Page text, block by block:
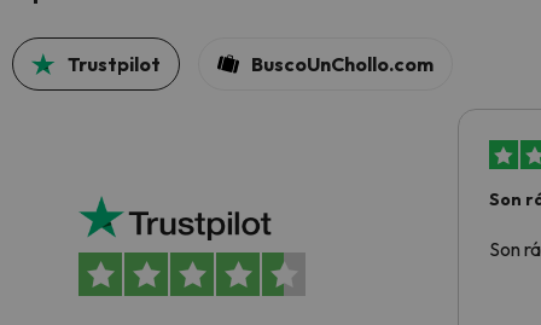
Trustpilot BuscoUnChollo.com
Son
Son